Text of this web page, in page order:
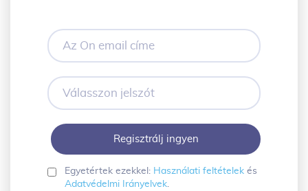
Az
Ön
email
címe
Válasszon
jelszót
Egyetértek ezekkel: Használati feltételekés
Adatvédelmi Irányelvek.